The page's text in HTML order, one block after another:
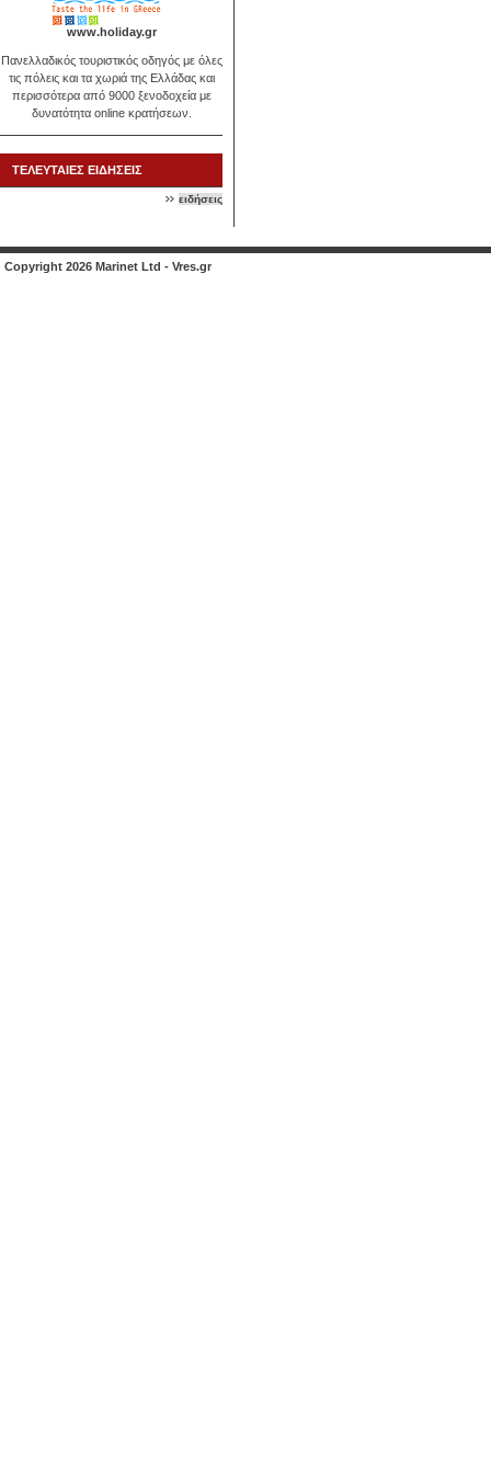
www.holiday.gr
Πανελλαδικός τουριστικός οδηγός με όλες
τις πόλεις και τα χωριά της Ελλάδας και
περισσότερα από 9000 ξενοδοχεία με
δυνατότητα online κρατήσεων.
ΤΕΛΕΥΤΑΙΕΣ ΕΙΔΗΣΕΙΣ
ειδήσεις
Copyright 2026 Marinet Ltd - Vres.gr